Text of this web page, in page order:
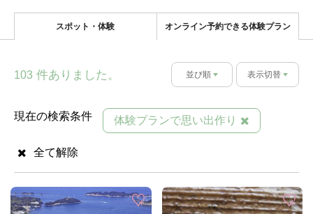
スポット・体験 オンライン予約できる体験プラン
103 件ありました。 並び順 表示切替
現在の検索条件 体験プランで思い出作り
全て解除